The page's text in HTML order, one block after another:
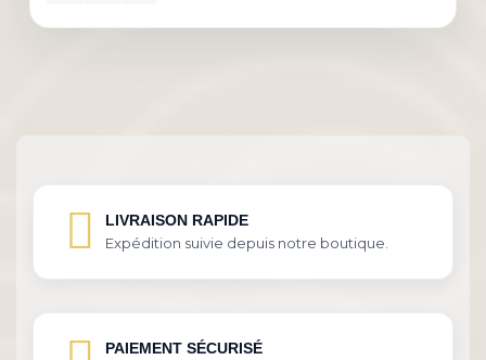
LIVRAISON RAPIDE
Expédition suivie depuis notre boutique.
PAIEMENT SÉCURISÉ